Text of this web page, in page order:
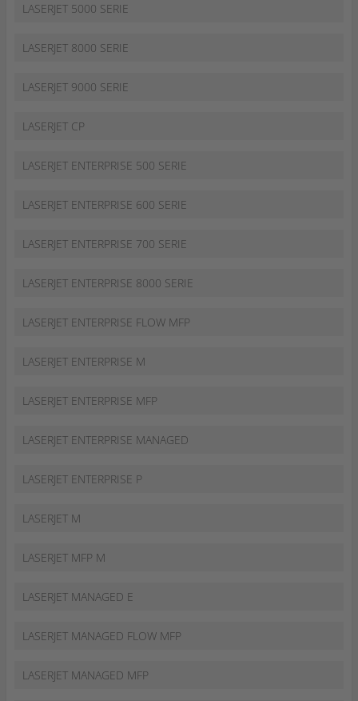
LASERJET 5000 SERIE
LASERJET 8000 SERIE
LASERJET 9000 SERIE
LASERJET CP
LASERJET ENTERPRISE 500 SERIE
LASERJET ENTERPRISE 600 SERIE
LASERJET ENTERPRISE 700 SERIE
LASERJET ENTERPRISE 8000 SERIE
LASERJET ENTERPRISE FLOW MFP
LASERJET ENTERPRISE M
LASERJET ENTERPRISE MFP
LASERJET ENTERPRISE MANAGED
LASERJET ENTERPRISE P
LASERJET M
LASERJET MFP M
LASERJET MANAGED E
LASERJET MANAGED FLOW MFP
LASERJET MANAGED MFP